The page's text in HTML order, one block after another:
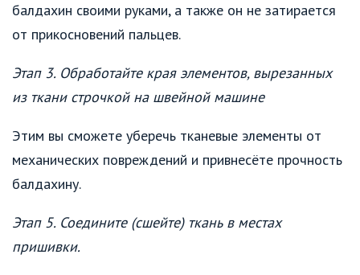
балдахин своими руками, а также он не затирается
от прикосновений пальцев.
Этап 3. Обработайте края элементов, вырезанных
из ткани строчкой на швейной машине
Этим вы сможете уберечь тканевые элементы от
механических повреждений и привнесёте прочность
балдахину.
Этап 5. Соедините (сшейте) ткань в местах
пришивки.